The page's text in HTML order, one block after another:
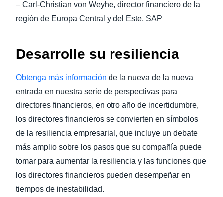
– Carl-Christian von Weyhe, director financiero de la
región de Europa Central y del Este, SAP
Desarrolle su resiliencia
Obtenga más información de la nueva de la nueva
entrada en nuestra serie de perspectivas para
directores financieros, en otro año de incertidumbre,
los directores financieros se convierten en símbolos
de la resiliencia empresarial, que incluye un debate
más amplio sobre los pasos que su compañía puede
tomar para aumentar la resiliencia y las funciones que
los directores financieros pueden desempeñar en
tiempos de inestabilidad.